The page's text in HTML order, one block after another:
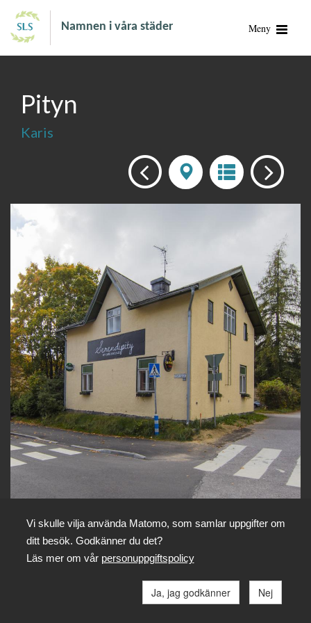
Namnen i våra städer Meny
Pityn
Karis
Kommentera
Art café Serendipity.
Foto: SLS / Janne Rentola
Vi skulle vilja använda Matomo, som samlar uppgifter om
ditt besök. Godkänner du det?
Läs mer om vår personuppgiftspolicy
Ja, jag godkänner Nej